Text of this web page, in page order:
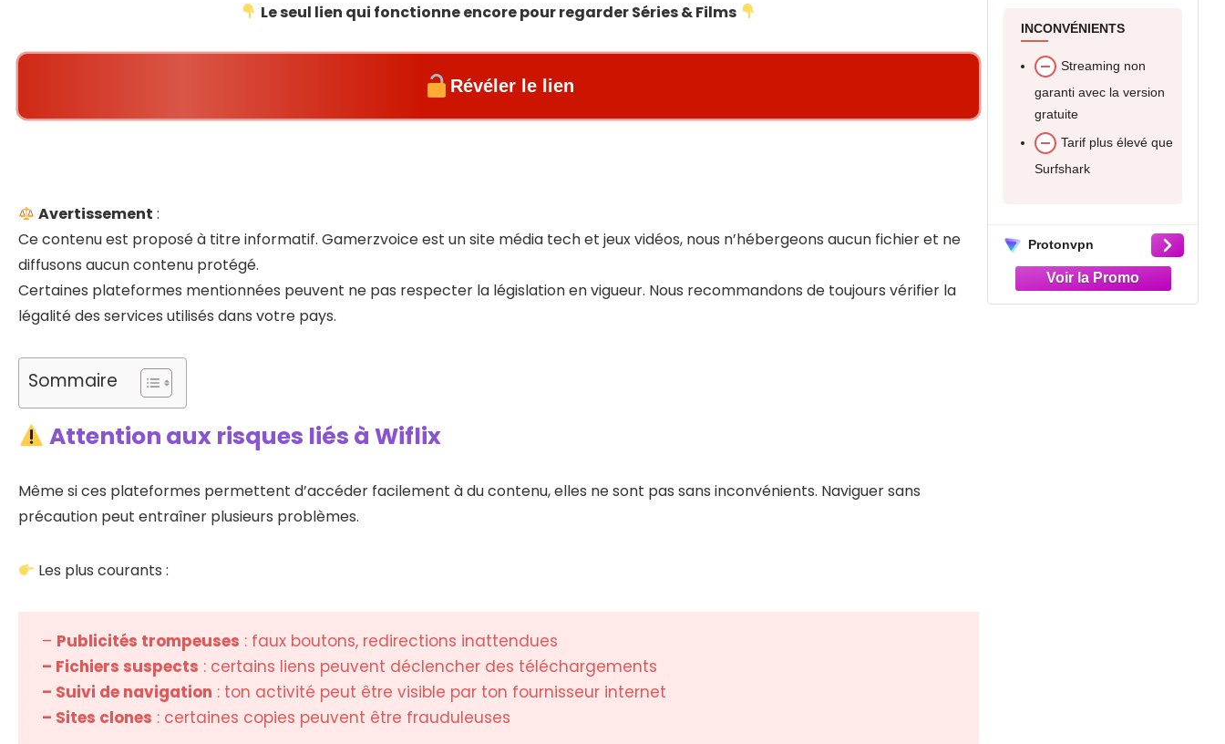
Le seul lien qui fonctionne encore pour regarder Séries & Films
Révéler le lien
Avertissement :
Ce contenu est proposé à titre informatif. Gamerzvoice est un site média tech et jeux vidéos, nous n’hébergeons aucun fichier et ne
diffusons aucun contenu protégé.
Certaines plateformes mentionnées peuvent ne pas respecter la législation en vigueur. Nous recommandons de toujours vérifier la
légalité des services utilisés dans votre pays.
Sommaire
Attention aux risques liés à Wiflix
Même si ces plateformes permettent d’accéder facilement à du contenu, elles ne sont pas sans inconvénients. Naviguer sans
précaution peut entraîner plusieurs problèmes.
Les plus courants :
– Publicités trompeuses : faux boutons, redirections inattendues
– Fichiers suspects : certains liens peuvent déclencher des téléchargements
– Suivi de navigation : ton activité peut être visible par ton fournisseur internet
– Sites clones : certaines copies peuvent être frauduleuses
Protonvpn
militaire)
simultanées illimitées
INCONVÉNIENTS
Pas de compte
gratuit